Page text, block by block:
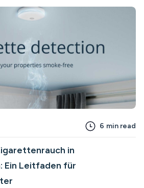
6 min read
in
Ein Leitfaden für